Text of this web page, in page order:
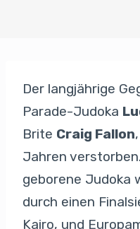
Der langjährige
Parade-Judoka
Brite Craig Fallon
Jahren
geborene Judoka
durch einen
Kairo, und